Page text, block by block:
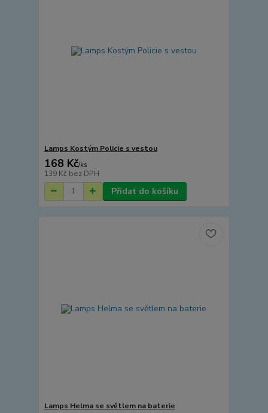
Lamps Kostým Policie s vestou
168 Kč/ks
139 Kč bez DPH
Přidat do košíku
Lamps Helma se světlem na baterie